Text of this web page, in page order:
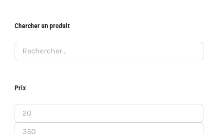
Chercher un produit
Prix
Prix
min
Prix